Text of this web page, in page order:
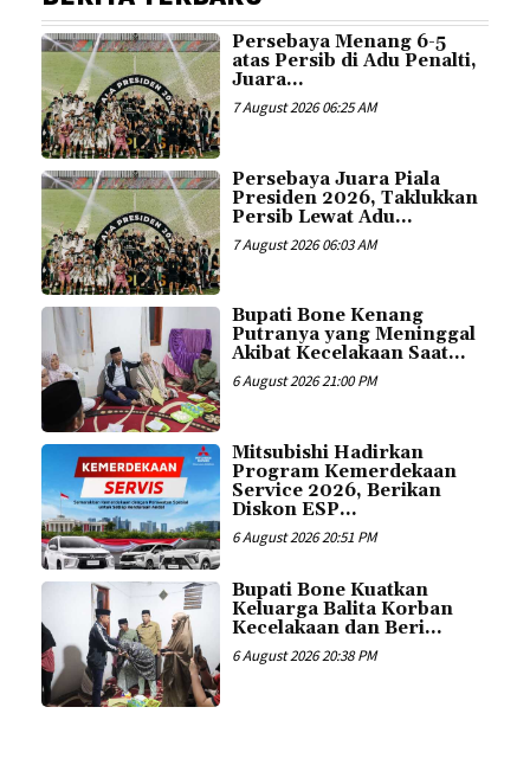
Persebaya Menang 6-5
atas Persib di Adu Penalti,
Juara...
7 August 2026 06:25 AM
Persebaya Juara Piala
Presiden 2026, Taklukkan
Persib Lewat Adu...
7 August 2026 06:03 AM
Bupati Bone Kenang
Putranya yang Meninggal
Akibat Kecelakaan Saat...
6 August 2026 21:00 PM
Mitsubishi Hadirkan
Program Kemerdekaan
Service 2026, Berikan
Diskon ESP...
6 August 2026 20:51 PM
Bupati Bone Kuatkan
Keluarga Balita Korban
Kecelakaan dan Beri...
6 August 2026 20:38 PM